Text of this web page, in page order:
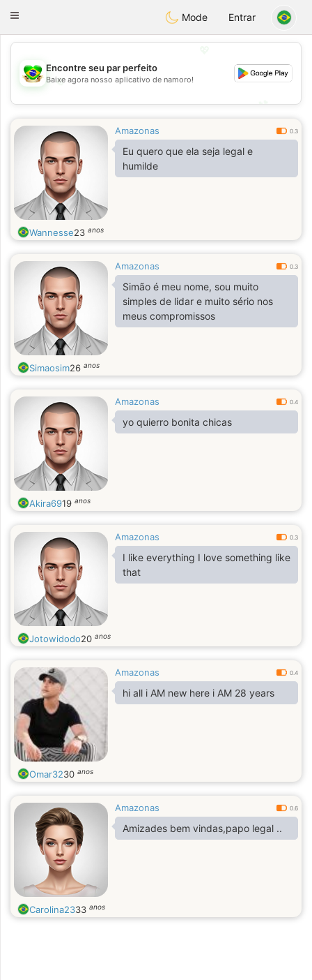
Conversar
Toggle
Mode Entrar
💖
💕
Encontre seu par perfeito
Baixe agora nosso aplicativo de namoro!
Amazonas 0.3
Eu quero que ela seja legal e
humilde
Wannesse23 anos
Amazonas 0.3
Simão é meu nome, sou muito
simples de lidar e muito sério nos
meus compromissos
Simaosim26 anos
Amazonas 0.4
yo quierro bonita chicas
Akira6919 anos
Amazonas 0.3
I like everything I love something like
that
Jotowidodo20 anos
Amazonas 0.4
hi all i AM new here i AM 28 years
Omar3230 anos
Amazonas 0.6
Amizades bem vindas,papo legal ..
Carolina2333 anos